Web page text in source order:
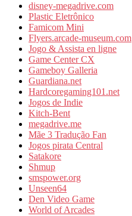
disney-megadrive.com
Plastic Eletrônico
Famicom Mini
Flyers.arcade-museum.com
Jogo & Assista en ligne
Game Center CX
Gameboy Galleria
Guardiana.net
Hardcoregaming101.net
Jogos de Indie
Kitch-Bent
megadrive.me
Mãe 3 Tradução Fan
Jogos pirata Central
Satakore
Shmup
smspower.org
Unseen64
Den Video Game
World of Arcades